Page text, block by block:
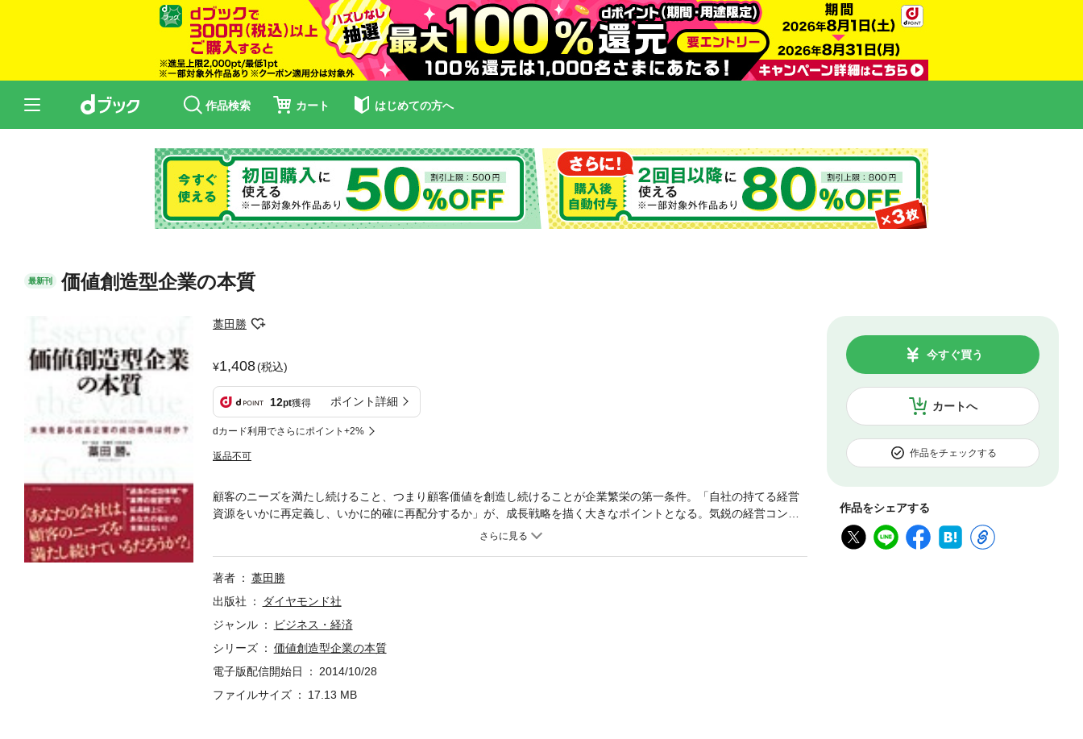
作品検索 カート はじめての方へ
最新刊 価値創造型企業の本質
藁田勝
1,408(税込)
12pt獲得 ポイント詳細
dカード利用でさらにポイント+2%
返品不可
カートへ
今すぐ買う
作品をチェックする
作品をシェアする
顧客のニーズを満たし続けること、つまり顧客価値を創造し続けることが企業繁栄の第一条件。「自社の持てる経営
資源をいかに再定義し、いかに的確に再配分するか」が、成長戦略を描く大きなポイントとなる。気鋭の経営コンサ
ルタントが「価値創造型企業」への転換を提言。中堅・中小企業の成長戦略への具体的な指針を示す！
著者
藁田勝
出版社
ダイヤモンド社
ジャンル
ビジネス・経済
シリーズ
価値創造型企業の本質
電子版配信開始日
2014/10/28
ファイルサイズ
17.13 MB